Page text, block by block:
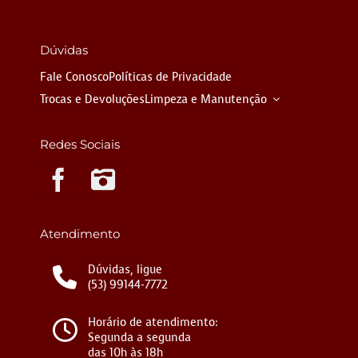
Dúvidas
Fale ConoscoPolíticas de Privacidade
Trocas e DevoluçõesLimpeza e Manutenção
Redes Sociais
Atendimento
Dúvidas, ligue
(53) 99144-7772
Horário de atendimento:
Segunda a segunda
das 10h às 18h